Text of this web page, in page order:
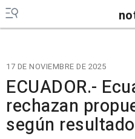
17 DE NOVIEMBRE DE 2025
ECUADOR.-
rechazan
según